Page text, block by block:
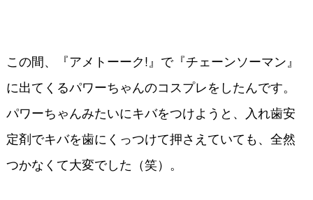
この間、『アメトーーク!』で『チェーンソーマン』
に出てくるパワーちゃんのコスプレをしたんです。
パワーちゃんみたいにキバをつけようと、入れ歯安
定剤でキバを歯にくっつけて押さえていても、全然
つかなくて大変でした（笑）。